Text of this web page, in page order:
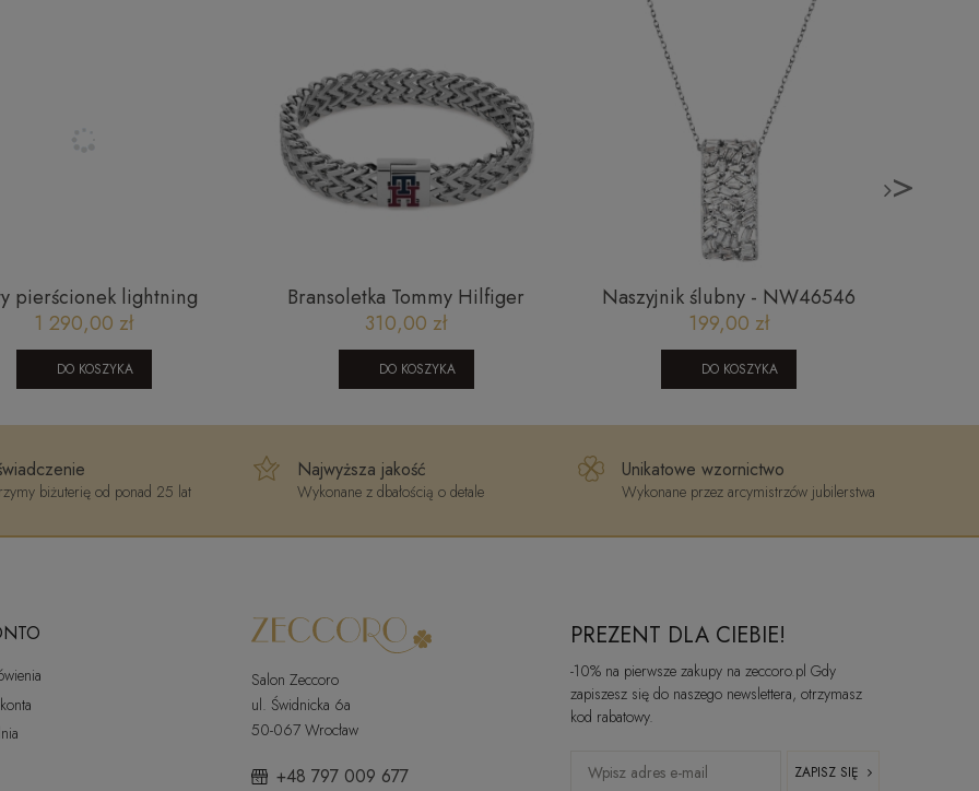
pierścionek lightning
ażurowa powierzchnia
złoto 585 City P_13
1 290,00 zł
DO KOSZYKA
Bransoletka Tommy Hilfiger
2790462
310,00 zł
DO KOSZYKA
Naszyjnik ślubny - NW46546
199,00 zł
DO KOSZYKA
>
biżuterię od ponad 25 lat
Najwyższa jakość
Wykonane z dbałością o detale
Unikatowe wzornictwo
Wykonane przez arcymistrzów jubilerstwa
Salon Zeccoro
ul. Świdnicka 6a
50-067 Wrocław
+48 797 009 677
PREZENT DLA CIEBIE!
-10% na pierwsze zakupy na zeccoro.pl Gdy
zapiszesz się do naszego newslettera, otrzymasz
kod rabatowy.
ZAPISZ SIĘ